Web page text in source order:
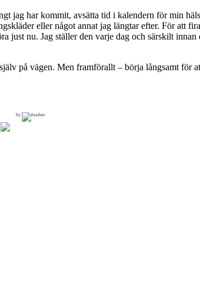
jag har kommit, avsätta tid i kalendern för min
eller något annat jag längtar efter. För att
just nu. Jag ställer den varje dag och särskilt
på vägen. Men framförallt – börja långsamt för
by